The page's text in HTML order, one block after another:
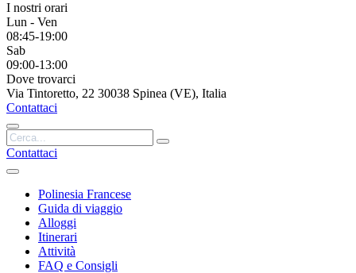
I nostri orari
Lun - Ven
08:45-19:00
Sab
09:00-13:00
Dove trovarci
Via Tintoretto, 22 30038 Spinea (VE), Italia
Contattaci
Contattaci
Polinesia Francese
Guida di viaggio
Alloggi
Itinerari
Attività
FAQ e Consigli